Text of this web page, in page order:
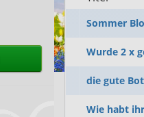
Sommer
Wurde 2 x
die gute
Wie habt